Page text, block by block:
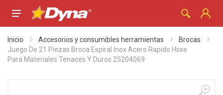
Inicio Accesorios y consumibles herramientas
Brocas
Juego De 21 Piezas Broca Espiral Inox Acero Rapido Hsse
Para Materiales Tenaces Y Duros 25204069